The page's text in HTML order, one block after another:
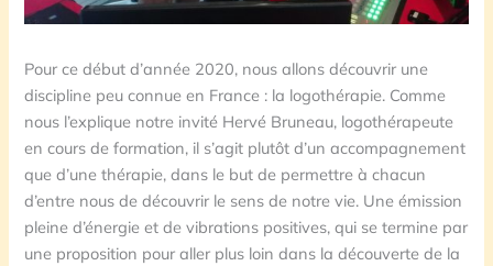
Pour ce début d’année 2020, nous allons découvrir une
discipline peu connue en France : la logothérapie. Comme
nous l’explique notre invité Hervé Bruneau, logothérapeute
en cours de formation, il s’agit plutôt d’un accompagnement
que d’une thérapie, dans le but de permettre à chacun
d’entre nous de découvrir le sens de notre vie. Une émission
pleine d’énergie et de vibrations positives, qui se termine par
une proposition pour aller plus loin dans la découverte de la